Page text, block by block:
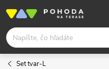
obsah
Set tvar-L